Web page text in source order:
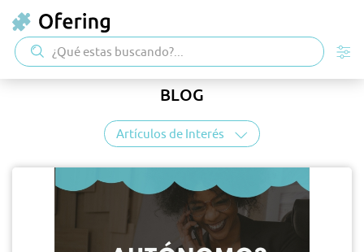
BLOG
Artículos de Interés